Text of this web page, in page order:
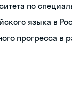
по
языка в
прогресса в